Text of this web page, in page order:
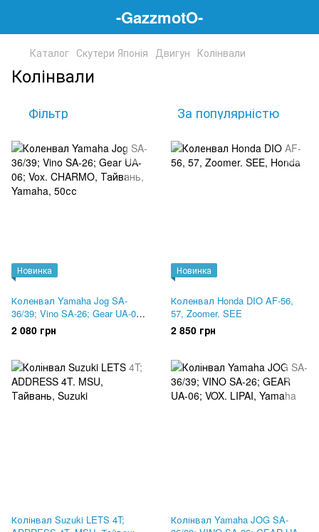
-GazzmotO-
Каталог Скутери Японія Двигун Колінвали
Колінвали
Фільтр За популярністю
Новинка
Коленвал Yamaha Jog SA-
36/39; Vino SA-26; Gear UA-06;
Vox. CHARMO, Тайвань
2 080 грн
Новинка
Коленвал Honda DIO AF-56,
57, Zoomer. SEE
2 850 грн
Колінвал Suzuki LETS 4T;
Колінвал Yamaha JOG SA-